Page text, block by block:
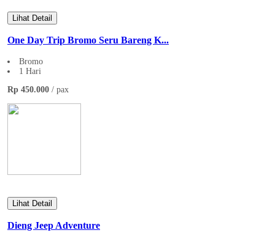
Lihat Detail
One Day Trip Bromo Seru Bareng K...
Bromo
1 Hari
Rp 450.000 / pax
Lihat Detail
Dieng Jeep Adventure